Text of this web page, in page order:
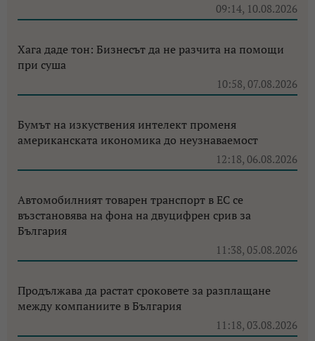
09:14, 10.08.2026
Хага даде тон: Бизнесът да не разчита на помощи
при суша
10:58, 07.08.2026
Бумът на изкуствения интелект променя
американската икономика до неузнаваемост
12:18, 06.08.2026
Автомобилният товарен транспорт в ЕС се
възстановява на фона на двуцифрен срив за
България
11:38, 05.08.2026
Продължава да растат сроковете за разплащане
между компаниите в България
11:18, 03.08.2026